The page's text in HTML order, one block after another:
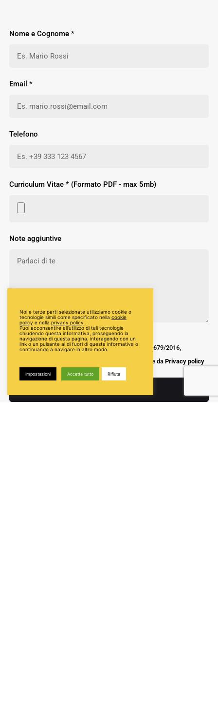
Nome e Cognome *
Email *
Telefono
Curriculum Vitae * (Formato PDF - max 5mb)
Note aggiuntive
Ai sensi e per gli effetti dell'art 13 del REG UE 679/2016,
acconsento al trattamento dei dati personali come da Privacy policy
Noi e terze parti selezionate utilizziamo cookie o
tecnologie simili come specificato nella cookie
policy e nella privacy policy .
Puoi acconsentire all’utilizzo di tali tecnologie
chiudendo questa informativa, proseguendo la
navigazione di questa pagina, interagendo con un
link o un pulsante al di fuori di questa informativa o
continuando a navigare in altro modo.
Impostazioni Accetta tutto Rifiuta